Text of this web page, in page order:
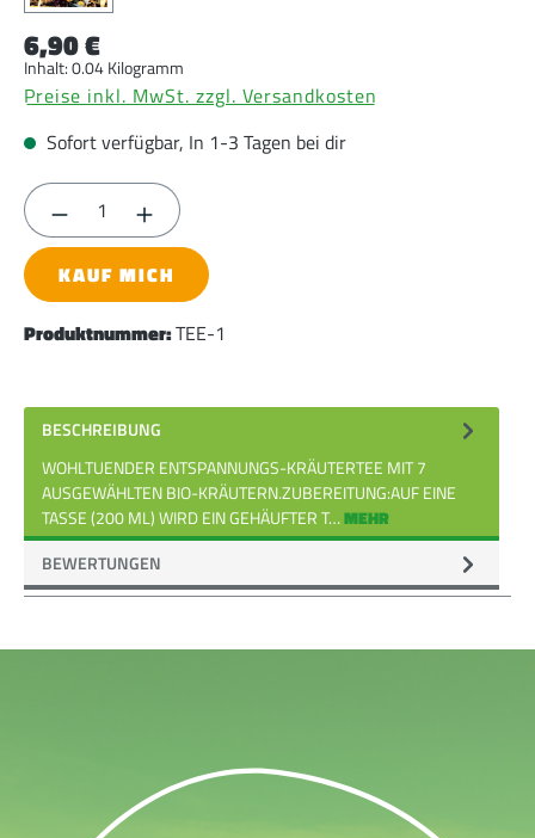
6,90 €
Inhalt:0.04 Kilogramm
Preise inkl. MwSt. zzgl. Versandkosten
Sofort verfügbar, In 1-3 Tagen bei dir
Produkt Anzahl: Gib den gewünschten Wert
KAUF MICH
Produktnummer:TEE-1
BESCHREIBUNG
WOHLTUENDER ENTSPANNUNGS-KRÄUTERTEE MIT 7
AUSGEWÄHLTEN BIO-KRÄUTERN.ZUBEREITUNG:AUF EINE
TASSE (200 ML) WIRD EIN GEHÄUFTER T…MEHR
BEWERTUNGEN